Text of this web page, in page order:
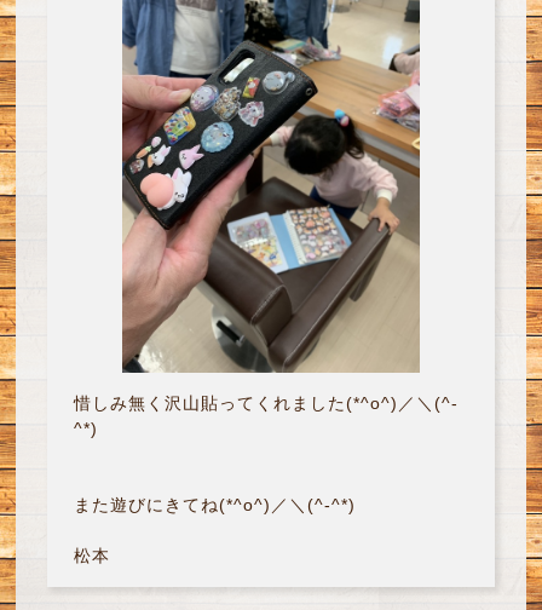
惜しみ無く沢山貼ってくれました(*^o^)／＼(^-
^*)
また遊びにきてね(*^o^)／＼(^-^*)
松本